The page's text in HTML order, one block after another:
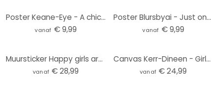
Poster Keane-Eye - A chick, a click and a curl
vanaf € 9,99
Poster Blursbyai - Just one more Lipstick
vanaf € 9,99
Muursticker Happy girls are the prettiest
vanaf € 28,99
Canvas Kerr-Dineen - Girls Girls Girls
vanaf € 24,99